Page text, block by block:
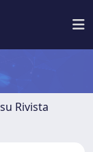
Rivista